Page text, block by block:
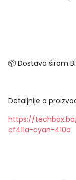
📦 Dostava širom
Detaljnije o
https://
cf411a-cyan-410a